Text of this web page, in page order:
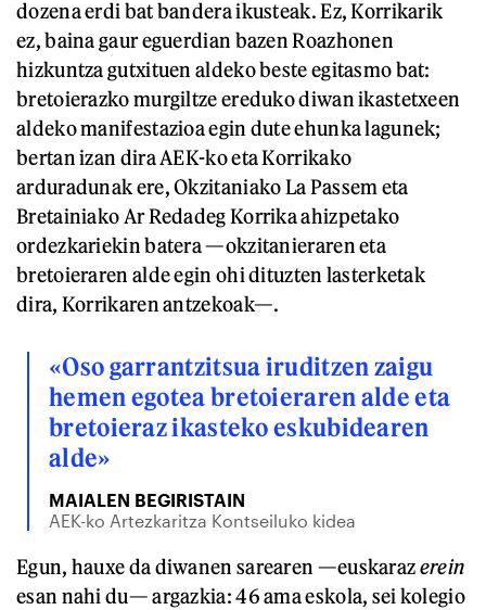
dozena erdi bat bandera ikusteak. Ez, Korrikarik
ez, baina gaur eguerdian bazen Roazhonen
hizkuntza gutxituen aldeko beste egitasmo bat:
bretoierazko murgiltze ereduko diwan ikastetxeen
aldeko manifestazioa egin dute ehunka lagunek;
bertan izan dira AEK-ko eta Korrikako
arduradunak ere, Okzitaniako La Passem eta
Bretainiako Ar Redadeg Korrika ahizpetako
ordezkariekin batera —okzitanieraren eta
bretoieraren alde egin ohi dituzten lasterketak
dira, Korrikaren antzekoak—.
«Oso garrantzitsua iruditzen zaigu
hemen egotea bretoieraren alde eta
bretoieraz ikasteko eskubidearen
alde»
MAIALEN BEGIRISTAIN
AEK-ko Artezkaritza Kontseiluko kidea
Egun, hauxe da diwanen sarearen —euskarazerein
esan nahi du— argazkia: 46 ama eskola, sei kolegio